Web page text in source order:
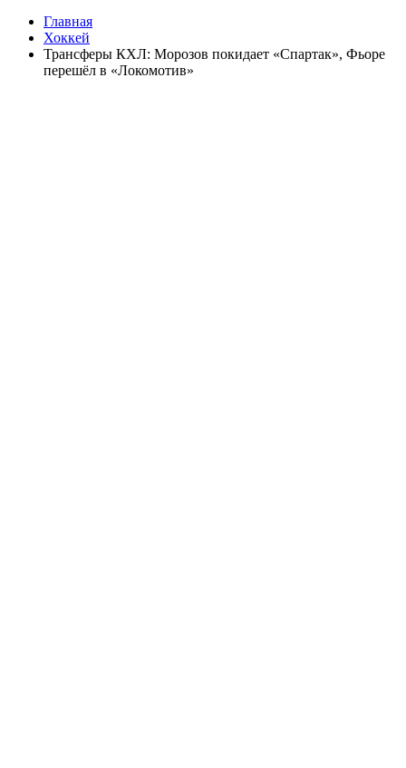
Главная
Хоккей
Трансферы КХЛ: Морозов покидает «Спартак», Фьоре
перешёл в «Локомотив»